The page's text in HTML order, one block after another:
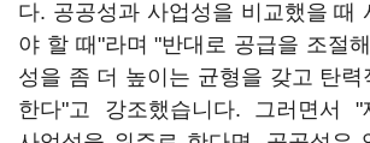
다. 공공성과 사업성을 비교했을 때
야 할 때"라며 "반대로 공급을 조절
성을 좀 더 높이는 균형을 갖고 탄
한다"고 강조했습니다. 그러면서 "